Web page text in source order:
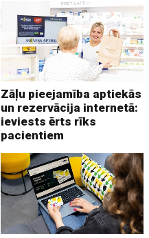
Zāļu pieejamība aptiekās
un rezervācija internetā:
ieviests ērts rīks
pacientiem